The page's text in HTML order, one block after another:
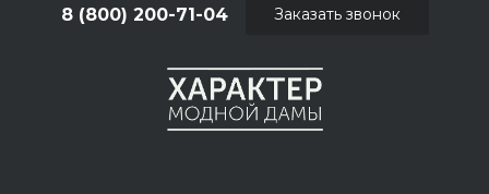
8 (800) 200-71-04 Заказать звонок